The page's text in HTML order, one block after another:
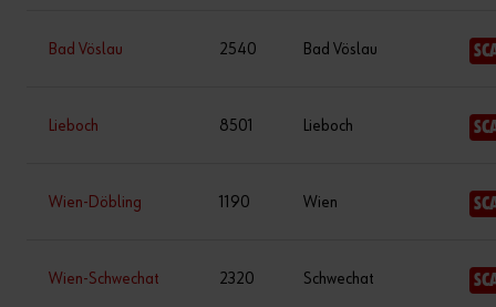
Bad Vöslau 2540 Bad Vöslau
Lieboch 8501 Lieboch
Wien-Döbling 1190 Wien
Wien-Schwechat 2320 Schwechat